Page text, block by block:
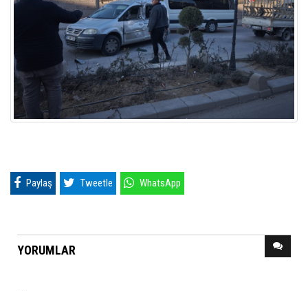
Paylaş Tweetle WhatsApp
YORUMLAR